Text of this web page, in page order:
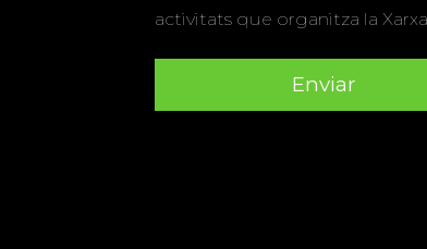
activitats que organitza la Xarxa